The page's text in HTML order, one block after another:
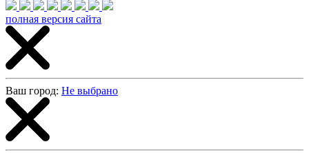
полная версия сайта
Ваш город: Не выбрано